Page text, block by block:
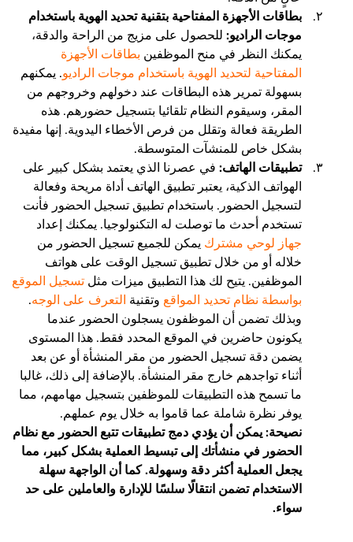
بطاقات الأجهزة المفتاحية بتقنية تحديد الهوية باستخدام
موجات الراديو: للحصول على مزيج من الراحة والدقة،
يمكنك النظر في منح الموظفين بطاقات الأجهزة
المفتاحية لتحديد الهوية باستخدام موجات الراديو. يمكنهم
بسهولة تمرير هذه البطاقات عند دخولهم وخروجهم من
المقر، وسيقوم النظام تلقائيا بتسجيل حضورهم. هذه
الطريقة فعالة وتقلل من فرص الأخطاء اليدوية. إنها مفيدة
بشكل خاص للمنشآت المتوسطة.
تطبيقات الهاتف: في عصرنا الذي يعتمد بشكل كبير على
الهواتف الذكية، يعتبر تطبيق الهاتف أداة مريحة وفعالة
لتسجيل الحضور. باستخدام تطبيق تسجيل الحضور فأنت
تستخدم أحدث ما توصلت له التكنولوجيا. يمكنك إعداد
جهاز لوحي مشترك يمكن للجميع تسجيل الحضور من
خلاله أو من خلال تطبيق تسجيل الوقت على هواتف
الموظفين. يتيح لك هذا التطبيق ميزات مثل تسجيل الموقع
بواسطة نظام تحديد المواقع وتقنية التعرف على الوجه.
وبذلك تضمن أن الموظفون يسجلون الحضور عندما
يكونون حاضرين في الموقع المحدد فقط. هذا المستوى
يضمن دقة تسجيل الحضور من مقر المنشأة أو عن بعد
أثناء تواجدهم خارج مقر المنشأة. بالإضافة إلى ذلك، غالبا
ما تسمح هذه التطبيقات للموظفين بتسجيل مهامهم، مما
يوفر نظرة شاملة عما قاموا به خلال يوم عملهم.
نصيحة: يمكن أن يؤدي دمج تطبيقات تتبع الحضور مع نظام
الحضور في منشأتك إلى تبسيط العملية بشكل كبير، مما
يجعل العملية أكثر دقة وسهولة. كما أن الواجهة سهلة
الاستخدام تضمن انتقالًا سلسًا للإدارة والعاملين على حد
سواء.